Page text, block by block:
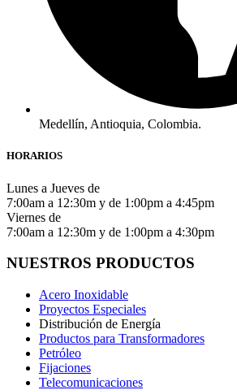
Medellín, Antioquia, Colombia.
HORARIOS
Lunes a Jueves de
7:00am a 12:30m y de 1:00pm a 4:45pm
Viernes de
7:00am a 12:30m y de 1:00pm a 4:30pm
NUESTROS PRODUCTOS
Acero Inoxidable
Proyectos Especiales
Distribución de Energía
Productos para Transformadores
Petróleo
Fijaciones
Telecomunicaciones